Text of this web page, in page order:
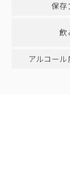
保存
飲
アルコー